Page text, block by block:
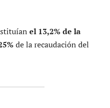
el 13,2% de la
de la recaudación del